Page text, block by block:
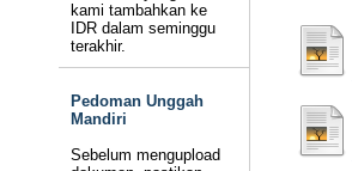
kami tambahkan ke
IDR dalam seminggu
terakhir.
Pedoman Unggah
Mandiri
Sebelum mengupload